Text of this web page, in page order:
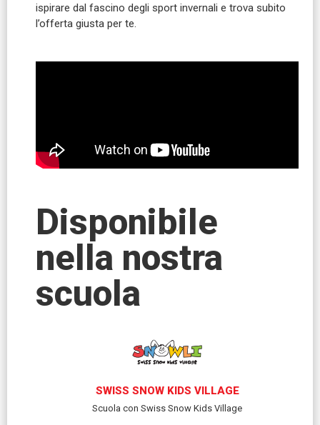
ispirare dal fascino degli sport invernali e trova subito
l’offerta giusta per te.
Disponibile
nella nostra
scuola
SWISS SNOW KIDS VILLAGE
Scuola con Swiss Snow Kids Village